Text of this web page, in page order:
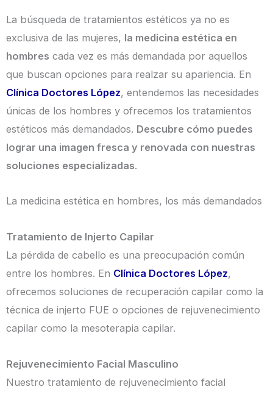
La búsqueda de tratamientos estéticos ya no es
exclusiva de las mujeres, la medicina estética en
hombres cada vez es más demandada por aquellos
que buscan opciones para realzar su apariencia. En
Clínica Doctores López, entendemos las necesidades
únicas de los hombres y ofrecemos los tratamientos
estéticos más demandados. Descubre cómo puedes
lograr una imagen fresca y renovada con nuestras
soluciones especializadas.
La medicina estética en hombres, los más demandados
Tratamiento de Injerto Capilar
La pérdida de cabello es una preocupación común
entre los hombres. En Clínica Doctores López,
ofrecemos soluciones de recuperación capilar como la
técnica de injerto FUE o opciones de rejuvenecimiento
capilar como la mesoterapia capilar.
Rejuvenecimiento Facial Masculino
Nuestro tratamiento de rejuvenecimiento facial